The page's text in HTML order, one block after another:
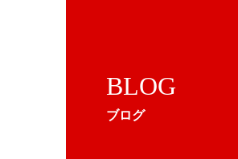
BLOG
ブログ